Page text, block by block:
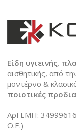
Είδη υγιεινής,
αισθητικής, από
μοντέρνο &
ποιοτικές
ΑρΓΕΜΗ:
Ο.Ε.)